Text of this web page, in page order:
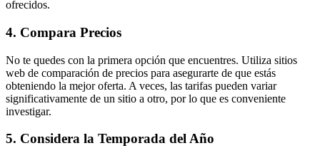
ofrecidos.
4. Compara Precios
No te quedes con la primera opción que encuentres. Utiliza sitios
web de comparación de precios para asegurarte de que estás
obteniendo la mejor oferta. A veces, las tarifas pueden variar
significativamente de un sitio a otro, por lo que es conveniente
investigar.
5. Considera la Temporada del Año